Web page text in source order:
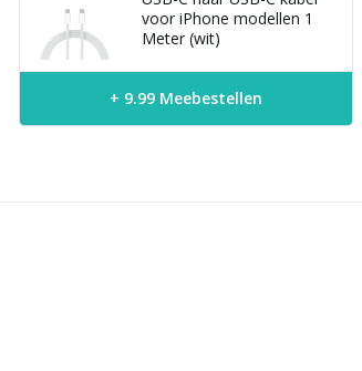
voor iPhone modellen 1
Meter (wit)
+ 9.99 Meebestellen